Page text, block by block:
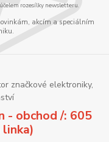
rozesílky newsletteru.
akcím a speciálním
značkové elektroniky,
- obchod /: 605